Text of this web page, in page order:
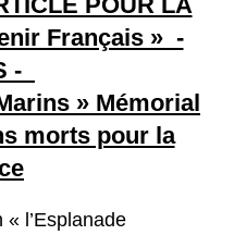
Français » -
-
» Mémorial
morts pour la
« l’Esplanade